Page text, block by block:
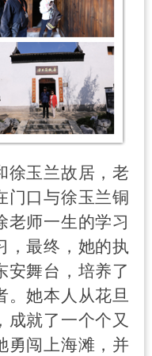
徐玉兰故居，老
门口与徐玉兰铜
老师一生的学习
，最终，她的执
安舞台，培养了
。她本人从花旦
成就了一个个又
勇闯上海滩，并